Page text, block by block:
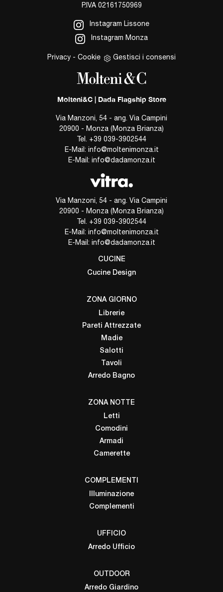
P.IVA 02161750969
Instagram Lissone
Instagram Monza
Privacy - Cookie Gestisci i consensi
Molteni&C | Dada Flagship Store
Via Manzoni, 54 - ang. Via Campini
20900 - Monza (Monza Brianza)
Tel. +39 039-3902544
E-Mail: info@moltenimonza.it
E-Mail: info@dadamonza.it
Via Manzoni, 54 - ang. Via Campini
20900 - Monza (Monza Brianza)
Tel. +39 039-3902544
E-Mail: info@moltenimonza.it
E-Mail: info@dadamonza.it
CUCINE
Cucine Design
ZONA GIORNO
Librerie
Pareti Attrezzate
Madie
Salotti
Tavoli
Arredo Bagno
ZONA NOTTE
Letti
Comodini
Armadi
Camerette
COMPLEMENTI
Illuminazione
Complementi
UFFICIO
Arredo Ufficio
OUTDOOR
Arredo Giardino